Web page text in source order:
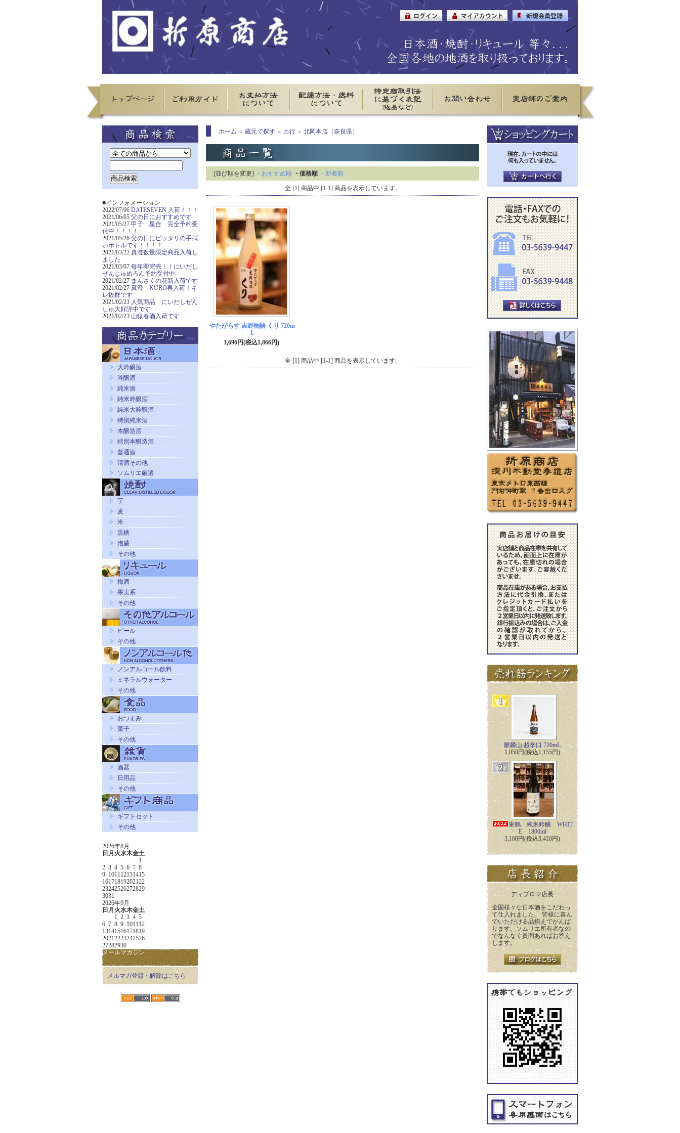
■インフォメーション
2022/07/06 DATESEVEN 入荷！！！
2021/06/05 父の日におすすめです
2021/05/27 甲子 星合 完全予約受
付中！！！！
2021/05/26 父の日にピッタリの手拭
いボトルです！！！！
2021/03/22 真澄数量限定商品入荷し
ました
2021/03/07 毎年即完売！！にいだし
ぜんじゅめろん予約受付中
2021/02/27 まんさくの花新入荷です
2021/02/27 真澄 KURO再入荷！キ
レ抜群です
2021/02/23 人気商品 にいだしぜん
しゅ大好評中です
2021/02/23 山猿春酒入荷です
大吟醸酒
吟醸酒
純米酒
純米吟醸酒
純米大吟醸酒
特別純米酒
本醸造酒
特別本醸造酒
普通酒
清酒その他
ソムリエ厳選
芋
麦
米
黒糖
泡盛
その他
梅酒
果実系
その他
ビール
その他
ノンアルコール飲料
ミネラルウォーター
その他
おつまみ
菓子
その他
酒器
日用品
その他
ギフトセット
その他
2026年8月
日 月 火水木金土
1
2 3 4 5 6 7 8
9 101112131415
16171819202122
23242526272829
3031
2026年9月
日 月 火水木金土
1 2 3 4 5
6 7 8 9 101112
13141516171819
20212223242526
27282930
メールマガジン
メルマガ登録・解除はこちら
ホーム ＞ 蔵元で探す ＞ カ行 ＞ 北岡本店（奈良県）
[並び順を変更] ・おすすめ順 ・価格順 ・新着順
全 [1] 商品中 [1-1] 商品を表示しています。
やたがらす 吉野物語 くり 720m
L
1,696円(税込1,866円)
全 [1] 商品中 [1-1] 商品を表示しています。
麒麟山 超辛口 720mL
1,050円(税込1,155円)
東鶴 純米吟醸 WHIT
E 1800ml
3,100円(税込3,410円)
ディプロマ店長
全国様々な日本酒をこだわっ
て仕入れました。 皆様に喜ん
でいただける品揃えでがんば
ります。ソムリエ所有者なの
でなんなく質問あればお答え
します。